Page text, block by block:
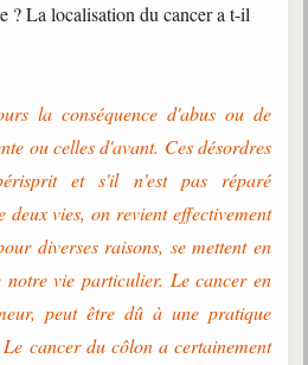
? La localisation du cancer a t-il
la conséquence d'abus ou de
ou celles d'avant. Ces désordres
et s'il n'est pas réparé
deux vies, on revient effectivement
diverses raisons, se mettent en
notre vie particulier. Le cancer en
peut être dû à une pratique
cancer du côlon a certainement